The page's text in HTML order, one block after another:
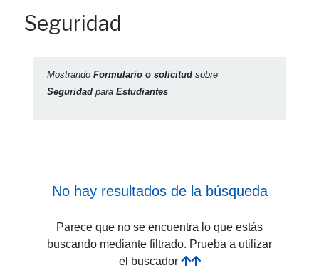
Seguridad
Mostrando Formulario o solicitud sobre
Seguridad para Estudiantes
No hay resultados de la búsqueda
Parece que no se encuentra lo que estás
buscando mediante filtrado. Prueba a utilizar
el buscador